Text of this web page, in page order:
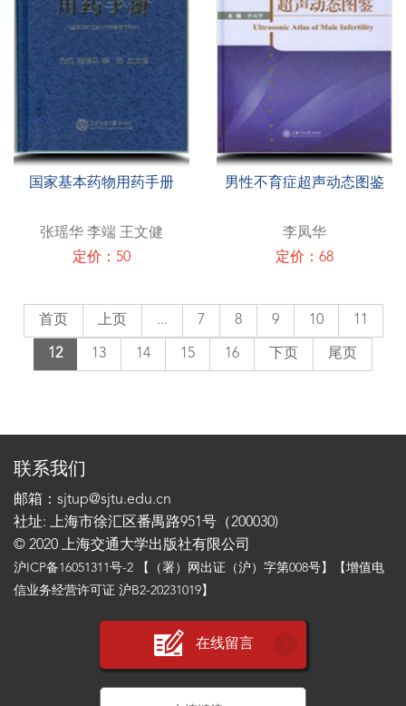
国家基本药物用药手册
张瑶华 李端 王文健
定价：50
男性不育症超声动态图鉴
李凤华
定价：68
首页 上页 ... 7 8 9 10 11
12 13 14 15 16 下页 尾页
联系我们
邮箱：sjtup@sjtu.edu.cn
社址: 上海市徐汇区番禺路951号（200030)
© 2020 上海交通大学出版社有限公司
沪ICP备16051311号-2 【（署）网出证（沪）字第008号】【增值电
信业务经营许可证 沪B2-20231019】
在线留言